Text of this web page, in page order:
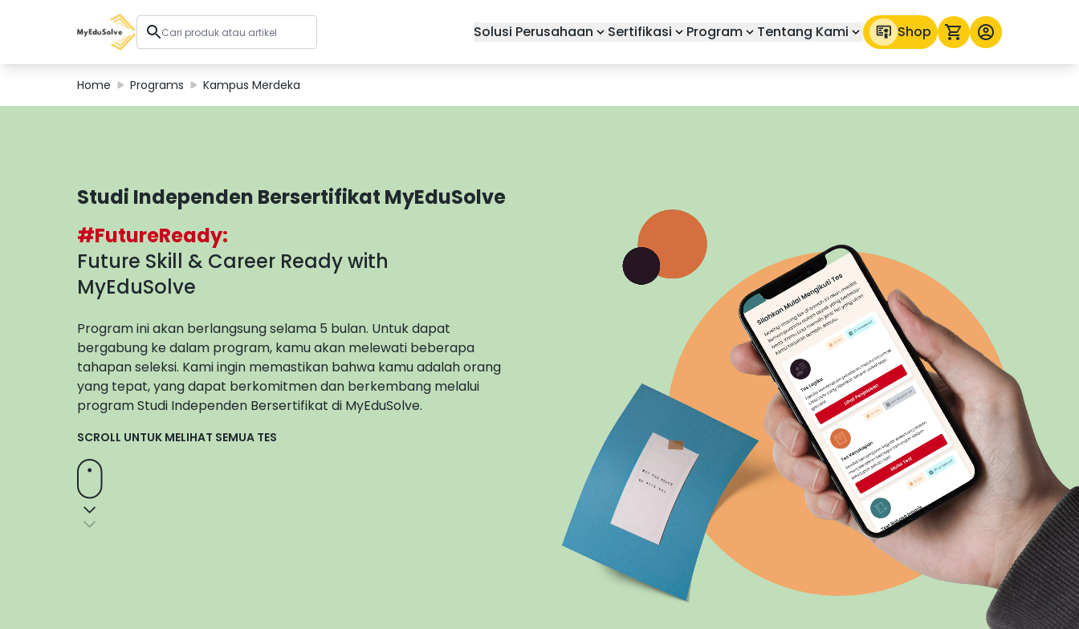
Solusi Perusahaan Sertifikasi Program Tentang Kami Shop
Tentang Kami
Home Programs Kampus Merdeka
Studi Independen Bersertifikat MyEduSolve
#FutureReady:
Future Skill & Career Ready with
MyEduSolve
Program ini akan berlangsung selama 5 bulan. Untuk dapat
bergabung ke dalam program, kamu akan melewati beberapa
tahapan seleksi. Kami ingin memastikan bahwa kamu adalah orang
yang tepat, yang dapat berkomitmen dan berkembang melalui
program Studi Independen Bersertifikat di MyEduSolve.
SCROLL UNTUK MELIHAT SEMUA TES